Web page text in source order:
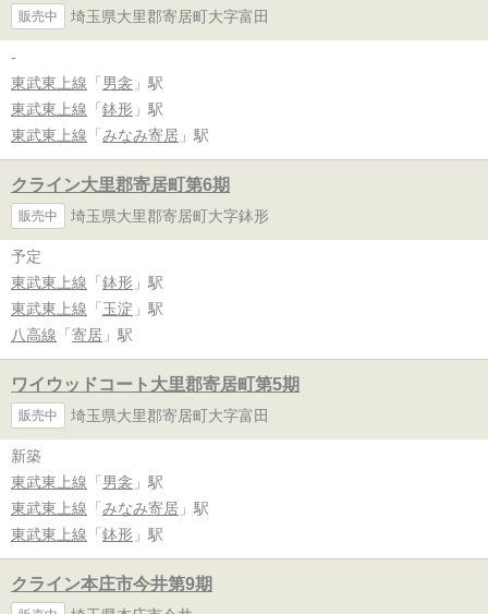
販売中 埼玉県大里郡寄居町大字富田
-
東武東上線 「 男衾 」駅
東武東上線 「 鉢形 」駅
東武東上線 「 みなみ寄居 」駅
クライン大里郡寄居町第6期
販売中 埼玉県大里郡寄居町大字鉢形
予定
東武東上線 「 鉢形 」駅
東武東上線 「 玉淀 」駅
八高線 「 寄居 」駅
ワイウッドコート大里郡寄居町第5期
販売中 埼玉県大里郡寄居町大字富田
新築
東武東上線 「 男衾 」駅
東武東上線 「 みなみ寄居 」駅
東武東上線 「 鉢形 」駅
クライン本庄市今井第9期